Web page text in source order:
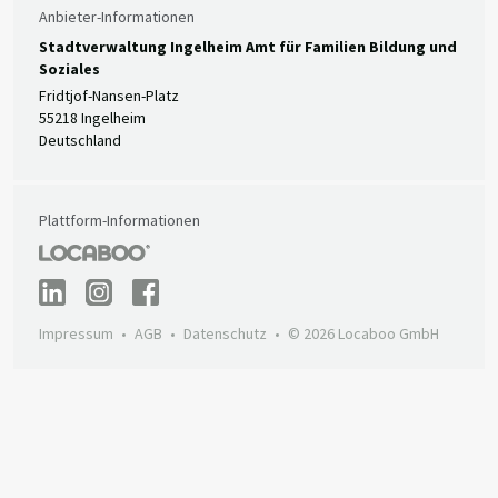
Anbieter-Informationen
Stadtverwaltung Ingelheim Amt für Familien Bildung und
Soziales
Fridtjof-Nansen-Platz
55218 Ingelheim
Deutschland
Plattform-Informationen
Impressum AGB Datenschutz © 2026 Locaboo GmbH